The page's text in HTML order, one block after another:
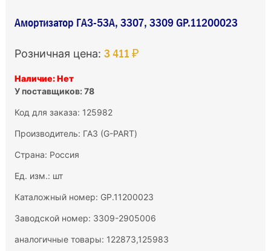
Амортизатор ГАЗ-53А, 3307, 3309 GP.11200023
Розничная цена: 3 411 ₽
Наличие: Нет
У поставщиков: 78
Код для заказа: 125982
Производитель: ГАЗ (G-PART)
Страна: Россия
Ед. изм.: шт
Каталожный номер: GP.11200023
Заводской номер: 3309-2905006
аналогичные товары: 122873,125983